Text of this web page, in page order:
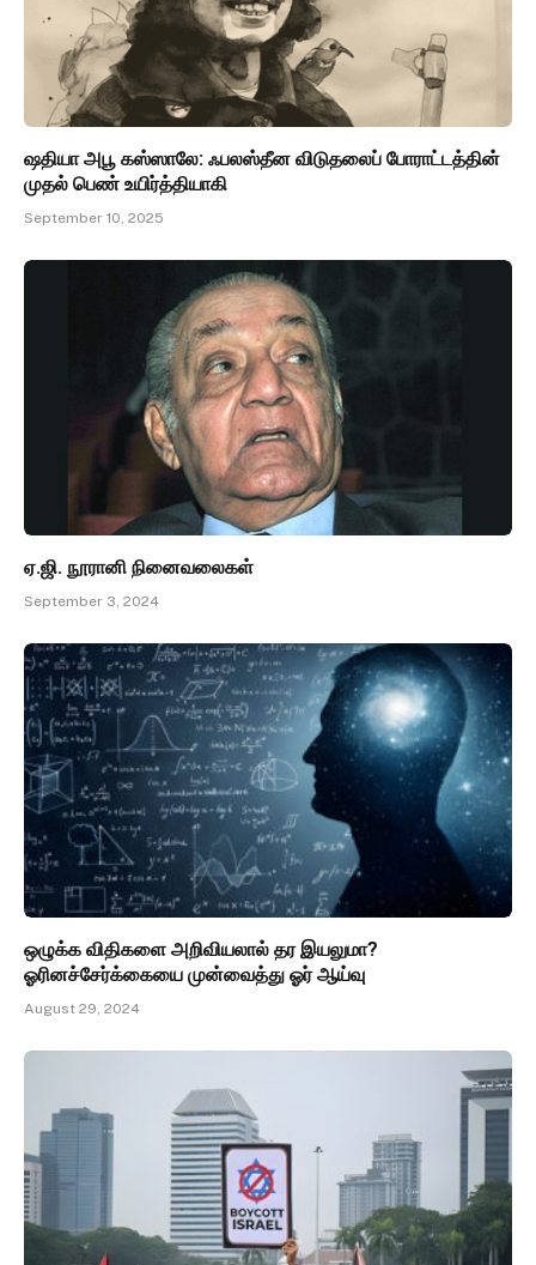
ஷதியா அபூ கஸ்ஸாலே: ஃபலஸ்தீன விடுதலைப் போராட்டத்தின்
முதல் பெண் உயிர்த்தியாகி
September 10, 2025
ஏ.ஜி. நூரானி நினைவலைகள்
September 3, 2024
ஒழுக்க விதிகளை அறிவியலால் தர இயலுமா?
ஓரினச்சேர்க்கையை முன்வைத்து ஓர் ஆய்வு
August 29, 2024